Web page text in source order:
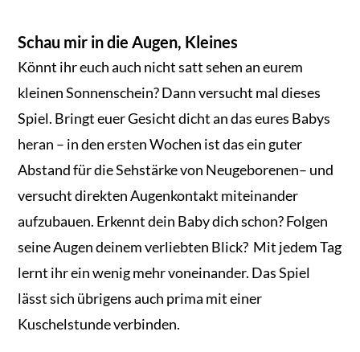
Schau mir in die Augen, Kleines
Könnt ihr euch auch nicht satt sehen an eurem
kleinen Sonnenschein? Dann versucht mal dieses
Spiel. Bringt euer Gesicht dicht an das eures Babys
heran – in den ersten Wochen ist das ein guter
Abstand für die Sehstärke von Neugeborenen– und
versucht direkten Augenkontakt miteinander
aufzubauen. Erkennt dein Baby dich schon? Folgen
seine Augen deinem verliebten Blick? Mit jedem Tag
lernt ihr ein wenig mehr voneinander. Das Spiel
lässt sich übrigens auch prima mit einer
Kuschelstunde verbinden.